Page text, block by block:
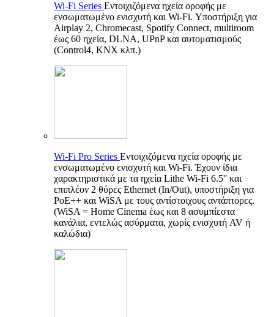
Wi-Fi Series Εντοιχιζόμενα ηχεία οροφής με
ενσωματωμένο ενισχυτή και Wi-Fi. Υποστήριξη για
Airplay 2, Chromecast, Spotify Connect, multiroom
έως 60 ηχεία, DLNA, UPnP και αυτοματισμούς
(Control4, KNX κλπ.)
Wi-Fi Pro Series Εντοιχιζόμενα ηχεία οροφής με
ενσωματωμένο ενισχυτή και Wi-Fi. Έχουν ίδια
χαρακτηριστικά με τα ηχεία Lithe Wi-Fi 6.5'' και
επιπλέον 2 θύρες Ethernet (In/Out), υποστήριξη για
PoE++ και WiSA με τους αντίστοιχους αντάπτορες.
(WiSA = Home Cinema έως και 8 ασυμπίεστα
κανάλια, εντελώς ασύρματα, χωρίς ενισχυτή AV ή
καλώδια)